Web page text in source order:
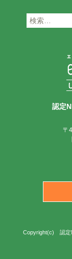
検
索:
認定
〒
Copyright(c) 認定